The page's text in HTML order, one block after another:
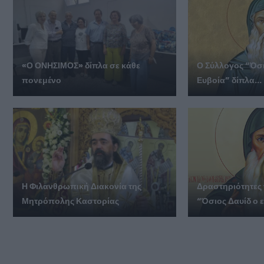
«Ο ΟΝΗΣΙΜΟΣ» δίπλα σε κάθε
πονεμένο
Ο Σύλλογος
Ευβοία” δίπλα...
Η Φιλανθρωπική Διακονία της
Μητρόπολης Καστορίας
“Όσιος Δαυίδ ο